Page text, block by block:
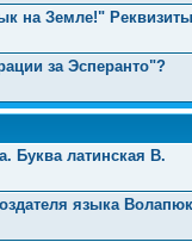
на Земле!"
за Эсперанто"?
Буква латинская B.
языка